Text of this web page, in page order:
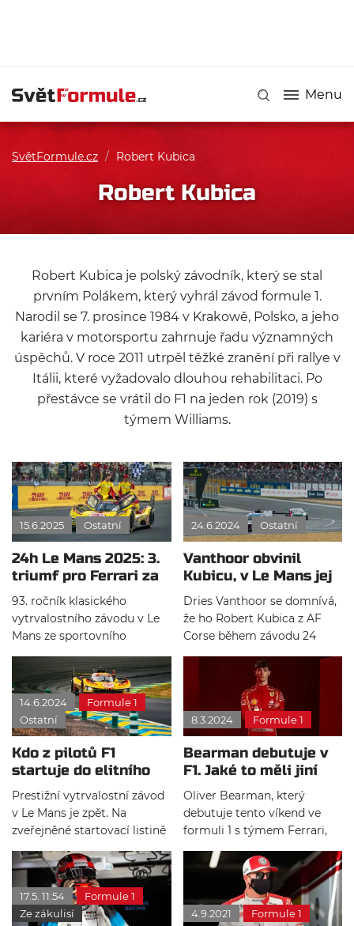
Menu
SvětFormule.cz / Robert Kubica
Robert Kubica
Robert Kubica je polský závodník, který se stal
prvním Polákem, který vyhrál závod formule 1.
Narodil se 7. prosince 1984 v Krakowě, Polsko, a jeho
kariéra v motorsportu zahrnuje řadu významných
úspěchů. V roce 2011 utrpěl těžké zranění při rallye v
Itálii, které vyžadovalo dlouhou rehabilitaci. Po
přestávce se vrátil do F1 na jeden rok (2019) s
týmem Williams.
15.6.2025 Ostatní
24h Le Mans 2025: 3.
triumf pro Ferrari za
sebou
93. ročník klasického
vytrvalostního závodu v Le
Mans ze sportovního
hlediska zdaleka nesplnil to,
co zajímavé startovní pole
slibovalo. Již po několika
hodinách bylo jasné, že bude
dominovat značka Ferrari. S
přehledem zvítězil Ferrari
499P, který řídili 40letý
Polák Robert Kubica, Číňan
Yifei Ye a Angličan Phil
Hanson.
24.6.2024 Ostatní
Vanthoor obvinil
Kubicu, v Le Mans jej
vytlačil úmyslně
Dries Vanthoor se domnívá,
že ho Robert Kubica z AF
Corse během závodu 24
hodin Le Mans úmyslně
vytlačil a ukončil tak závod
jednomu z vozů BMW. Na
celou situaci ostře
zareagoval i sám Kubica,
který Vanthoora nešetřil.
14.6.2024
Formule 1
Ostatní
Kdo z pilotů F1
startuje do elitního
závodu 24h Le Mans?
Prestižní vytrvalostní závod
v Le Mans je zpět. Na
zveřejněné startovací listině
ve kterých se prostřídá 186
jezdců, mezi nimiž jsou také
známá jména bývalých
pilotů formule 1. Kdo závodí
8.3.2024 Formule 1
Bearman debutuje v
F1. Jaké to měli jiní
nováčci?
Oliver Bearman, který
debutuje tento víkend ve
formuli 1 s týmem Ferrari,
na roštu jen pár hodin před
začátkem třetího měřeného
tréninku. Pojďme
nahlédnout, jak se dařilo v
17.5. 11:54
Formule 1
Ze zákulisí
4.9.2021 Formule 1